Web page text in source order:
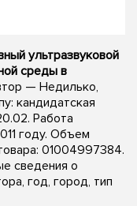
ультразвуковой
среды в
— Недилько,
кандидатская
Работа
году. Объем
01004997384.
сведения о
год, город, тип